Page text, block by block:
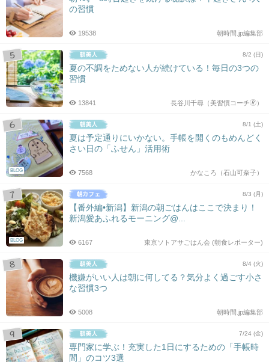
の習慣
朝時間.jp編集部
19538
8/2 (日)
夏の不調をためない人が続けている！毎日の3つの
習慣
長谷川千尋（美習慣コーチ🄬）
13841
BLOG
8/1 (土)
夏は予定通りにいかない。手帳を開くのもめんどく
さい日の「ふせん」活用術
かなころ（石山可奈子）
7568
BLOG
8/3 (月)
【番外編•新潟】新潟の朝ごはんはここで決まり！
新潟愛あふれるモーニング@...
東京ソトアサごはん会 (朝食レポーター)
6167
8/4 (火)
機嫌がいい人は朝に何してる？気分よく過ごす小さ
な習慣3つ
朝時間.jp編集部
5008
7/24 (金)
専門家に学ぶ！充実した1日にするための「手帳時
間」のコツ3選